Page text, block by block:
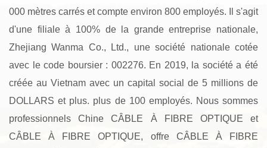
000 mètres carrés et compte environ 800 employés. Il s'agit
d'une filiale à 100% de la grande entreprise nationale,
Zhejiang Wanma Co., Ltd., une société nationale cotée
avec le code boursier : 002276. En 2019, la société a été
créée au Vietnam avec un capital social de 5 millions de
DOLLARS et plus. plus de 100 employés. Nous sommes
professionnelsChine CÂBLE À FIBRE OPTIQUE et
CÂBLE À FIBRE OPTIQUE, offre CÂBLE À FIBRE